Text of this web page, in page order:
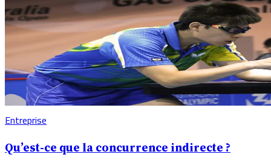
Entreprise
Qu’est-ce que la concurrence indirecte ?